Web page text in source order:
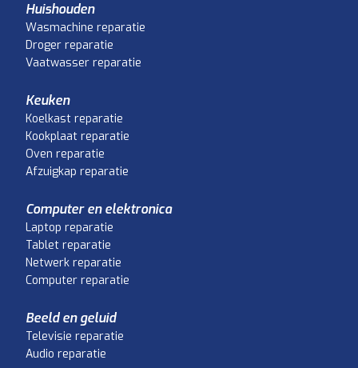
Huishouden
Wasmachine reparatie
Droger reparatie
Vaatwasser reparatie
Keuken
Koelkast reparatie
Kookplaat reparatie
Oven reparatie
Afzuigkap reparatie
Computer en elektronica
Laptop reparatie
Tablet reparatie
Netwerk reparatie
Computer reparatie
Beeld en geluid
Televisie reparatie
Audio reparatie